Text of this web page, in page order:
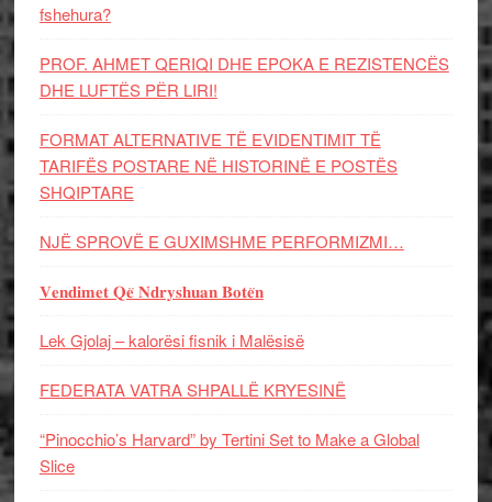
fshehura?
PROF. AHMET QERIQI DHE EPOKA E REZISTENCЁS
DHE LUFTЁS PЁR LIRI!
FORMAT ALTERNATIVE TË EVIDENTIMIT TË
TARIFËS POSTARE NË HISTORINË E POSTËS
SHQIPTARE
NJË SPROVË E GUXIMSHME PERFORMIZMI…
𝐕𝐞𝐧𝐝𝐢𝐦𝐞𝐭 𝐐𝐞̈ 𝐍𝐝𝐫𝐲𝐬𝐡𝐮𝐚𝐧 𝐁𝐨𝐭𝐞̈𝐧
Lek Gjolaj – kalorësi fisnik i Malësisë
FEDERATA VATRA SHPALLË KRYESINË
“Pinocchio’s Harvard” by Tertini Set to Make a Global
Slice